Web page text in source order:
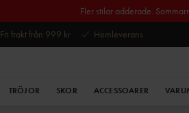
Fler stilar adderade.
Fri frakt från 999 kr Hemleverans
TRÖJOR SKOR ACCESSOARER